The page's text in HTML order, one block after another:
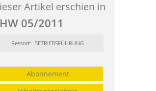
Artikel erschien in
05/2011
Ressort: BETRIEBSFÜHRUNG
Abonnement